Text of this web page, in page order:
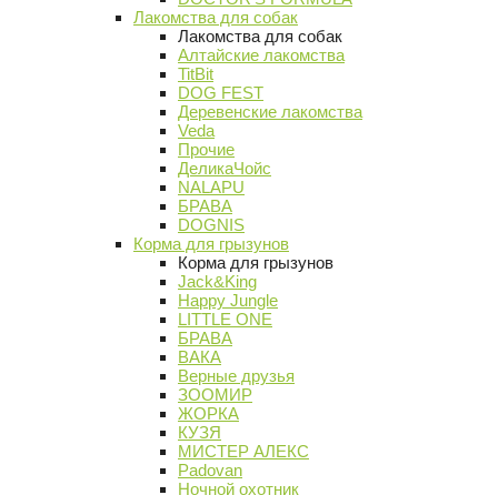
Лакомства для собак
Лакомства для собак
Алтайские лакомства
TitBit
DOG FEST
Деревенские лакомства
Veda
Прочие
ДеликаЧойс
NALAPU
БРАВА
DOGNIS
Корма для грызунов
Корма для грызунов
Jack&King
Happy Jungle
LITTLE ONE
БРАВА
ВАКА
Верные друзья
ЗООМИР
ЖОРКА
КУЗЯ
МИСТЕР АЛЕКС
Padovan
Ночной охотник